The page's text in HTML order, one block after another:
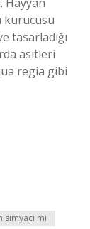
kurucusu
tasarladığı
asitleri
regia gibi
simyacı mı